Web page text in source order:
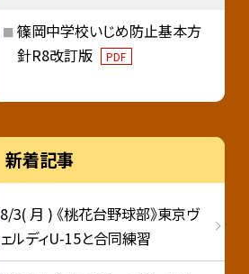
篠岡中学校いじめ防止基本方
針R8改訂版
PDF
新着記事
8/3( 月 ) 《桃花台野球部》東京ヴ
ェルディU-15と合同練習